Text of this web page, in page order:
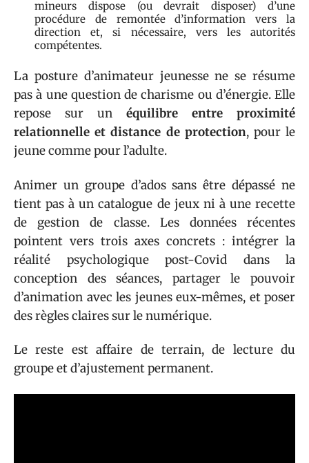
mineurs dispose (ou devrait disposer) d’une
procédure de remontée d’information vers la
direction et, si nécessaire, vers les autorités
compétentes.
La posture d’animateur jeunesse ne se résume
pas à une question de charisme ou d’énergie. Elle
repose sur un équilibre entre proximité
relationnelle et distance de protection, pour le
jeune comme pour l’adulte.
Animer un groupe d’ados sans être dépassé ne
tient pas à un catalogue de jeux ni à une recette
de gestion de classe. Les données récentes
pointent vers trois axes concrets : intégrer la
réalité psychologique post-Covid dans la
conception des séances, partager le pouvoir
d’animation avec les jeunes eux-mêmes, et poser
des règles claires sur le numérique.
Le reste est affaire de terrain, de lecture du
groupe et d’ajustement permanent.